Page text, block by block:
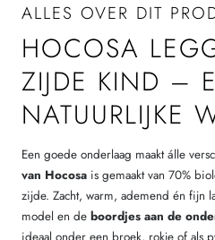
ALLES OVER DIT
HOCOSA
ZIJDE KIND –
NATUURLIJKE
Een goede onderlaag maakt álle
van Hocosa is gemaakt van 70%
zijde. Zacht, warm, ademend én fijn
model en de boordjes aan de